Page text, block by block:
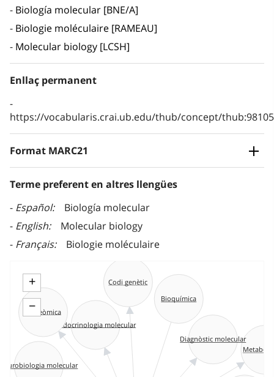
Biología molecular [BNE/A]
Biologie moléculaire [RAMEAU]
Molecular biology [LCSH]
Enllaç permanent
https://vocabularis.crai.ub.edu/thub/concept/
Format MARC21
Terme preferent en altres llengües
Español
Biología molecular
English
Molecular biology
Français
Biologie moléculaire
+
−
Neurobiologia molecular
Endocrinologia molecular
Bioquímica
Codi genètic
Proteòmica
Diagnòstic molecular